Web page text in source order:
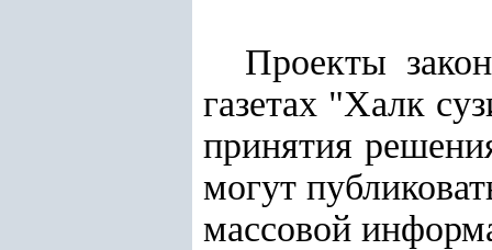
Проекты
газетах "Халк
принятия
могут
массовой